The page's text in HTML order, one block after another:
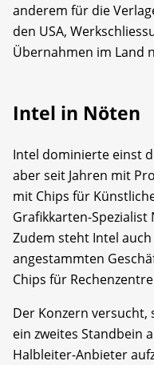
anderem für die
den USA,
Übernahmen im Land
Intel in Nöten
Intel dominierte einst
aber seit Jahren mit
mit Chips für
Grafikkarten-
Zudem steht Intel
angestammten
Chips für
Der Konzern versucht,
ein zweites Standbein
Halbleiter-Anbieter